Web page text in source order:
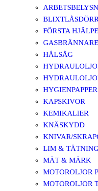
BLIXTLÅSDÖRR
FÖRSTA
GASBRÄNNARE
HÅLSÅG
HYGIENPAPPER
KAPSKIVOR
KEMIKALIER
KNÄSKYDD
KNIVAR/
LIM &
MÄT & MÄRK
MOTOROLJOR
MOTOROLJOR